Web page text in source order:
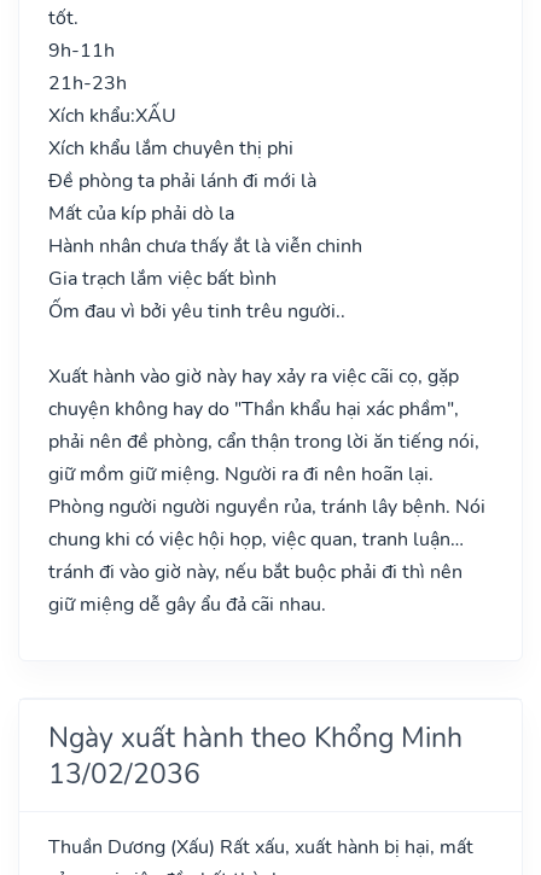
tốt.
9h-11h
21h-23h
Xích khẩu:XẤU
Xích khẩu lắm chuyên thị phi
Đề phòng ta phải lánh đi mới là
Mất của kíp phải dò la
Hành nhân chưa thấy ắt là viễn chinh
Gia trạch lắm việc bất bình
Ốm đau vì bởi yêu tinh trêu người..
Xuất hành vào giờ này hay xảy ra việc cãi cọ, gặp
chuyện không hay do "Thần khẩu hại xác phầm",
phải nên đề phòng, cẩn thận trong lời ăn tiếng nói,
giữ mồm giữ miệng. Người ra đi nên hoãn lại.
Phòng người người nguyền rủa, tránh lây bệnh. Nói
chung khi có việc hội họp, việc quan, tranh luận…
tránh đi vào giờ này, nếu bắt buộc phải đi thì nên
giữ miệng dễ gây ẩu đả cãi nhau.
Ngày xuất hành theo Khổng Minh
13/02/2036
Thuần Dương (Xấu) Rất xấu, xuất hành bị hại, mất